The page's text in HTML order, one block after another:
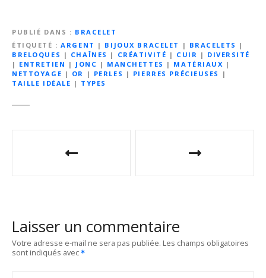
PUBLIÉ DANS
BRACELET
ÉTIQUETÉ
ARGENT | BIJOUX BRACELET | BRACELETS |
BRELOQUES | CHAÎNES | CRÉATIVITÉ | CUIR | DIVERSITÉ
| ENTRETIEN | JONC | MANCHETTES | MATÉRIAUX |
NETTOYAGE | OR | PERLES | PIERRES PRÉCIEUSES
|
TAILLE IDÉALE | TYPES
g
a
Laisser un commentaire
Votre adresse e-mail ne sera pas publiée. Les champs obligatoires
sont indiqués avec